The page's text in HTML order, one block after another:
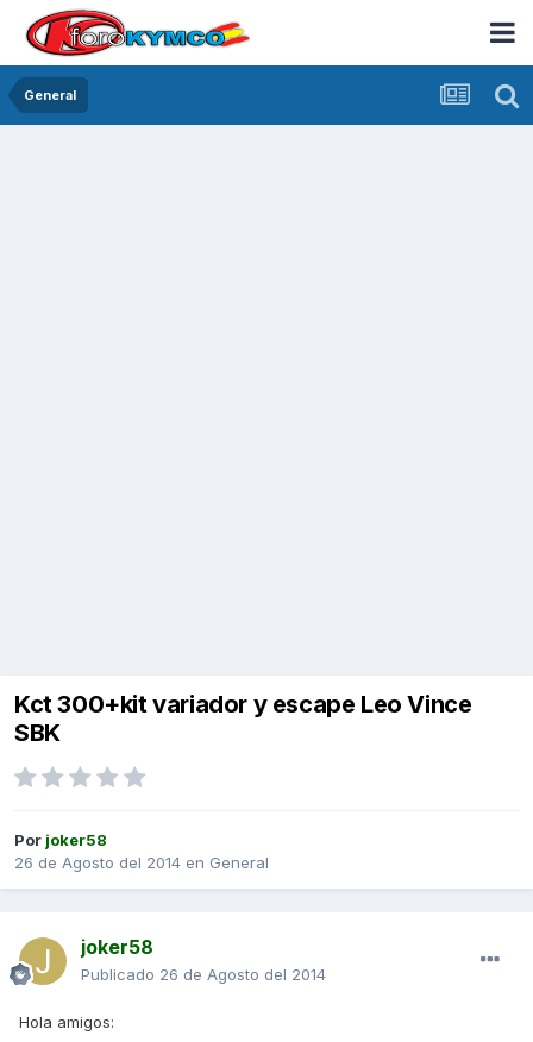
General
Kct 300+kit variador y escape Leo Vince
SBK
Por joker58
26 de Agosto del 2014 en General
joker58
Publicado 26 de Agosto del 2014
Hola amigos: